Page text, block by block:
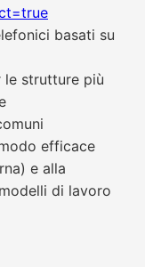
basati su
le strutture più
efficace
e alla
di lavoro